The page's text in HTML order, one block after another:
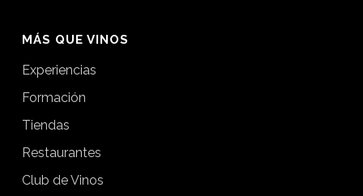
MÁS QUE VINOS
Experiencias
Formación
Tiendas
Restaurantes
Club de Vinos